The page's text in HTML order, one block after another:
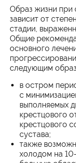
Образ жизни
зависит от
стадии,
Общие
основного
следующим
в остром
с
выполняемых
крестцового
крестцового
сустава;
также
холодом на